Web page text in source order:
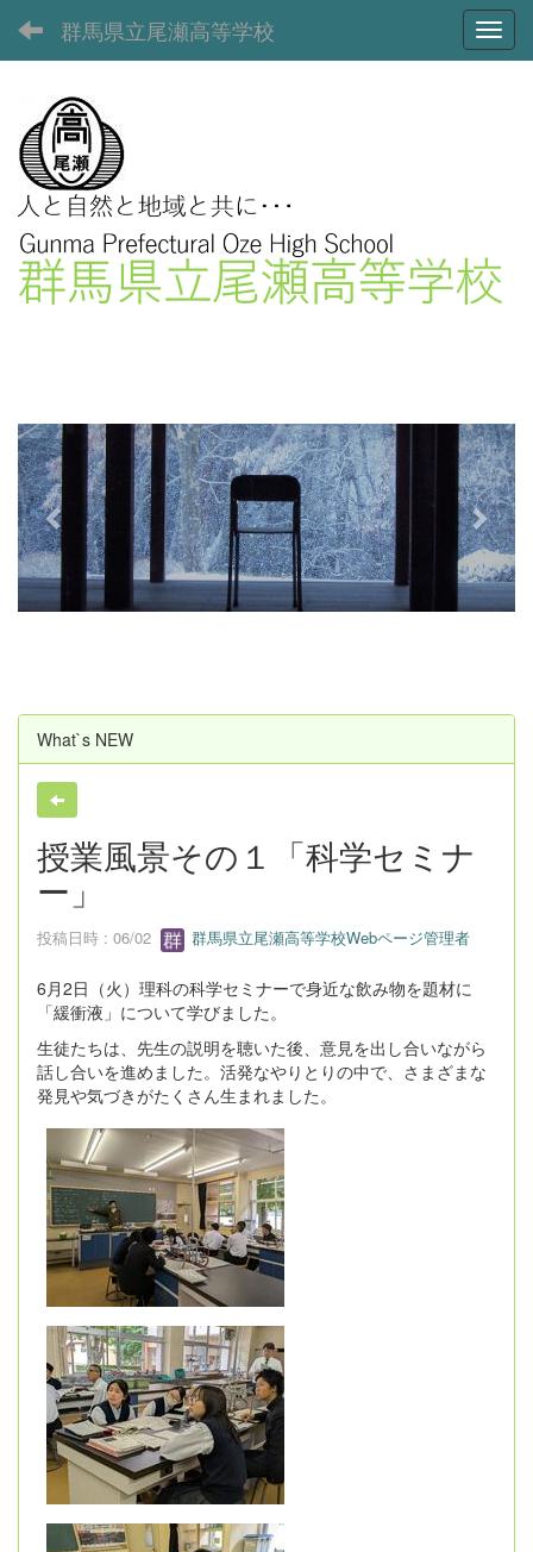
群馬県立尾瀬高等学校
e
v
i
o
u
s
x
t
What`s NEW
授業風景その１「科学セミナ
ー」
投稿日時 : 06/02 群馬県立尾瀬高等学校Webページ管理者
6月2日（火）理科の科学セミナーで身近な飲み物を題材に
「緩衝液」について学びました。
生徒たちは、先生の説明を聴いた後、意見を出し合いながら
話し合いを進めました。活発なやりとりの中で、さまざまな
発見や気づきがたくさん生まれました。